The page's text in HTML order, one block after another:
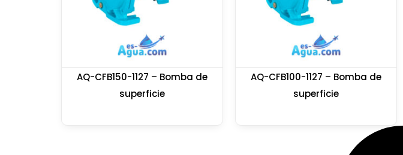
AQ-CFB150-1127 – Bomba de
superficie
AQ-CFB100-1127 – Bomba de
superficie